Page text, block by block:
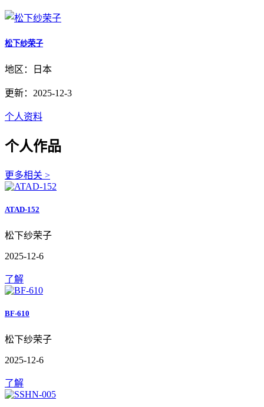
松下纱荣子
地区：日本
更新：2025-12-3
个人资料
个人作品
更多相关 >
ATAD-152
松下纱荣子
2025-12-6
了解
BF-610
松下纱荣子
2025-12-6
了解